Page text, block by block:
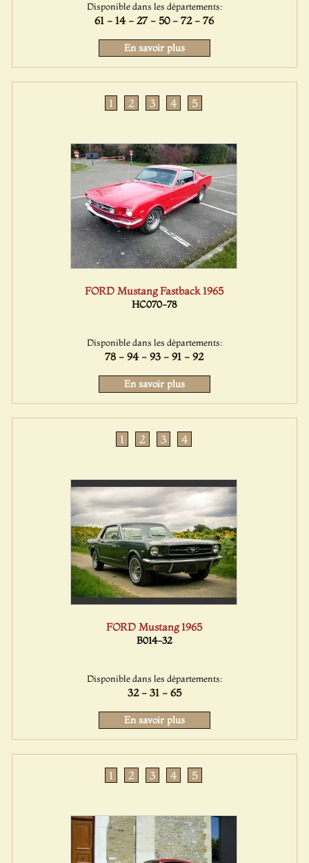
Disponible dans les départements:
61 - 14 - 27 - 50 - 72 - 76
En savoir plus
1 2 3 4 5
FORD Mustang Fastback 1965
HC070-78
Disponible dans les départements:
78 - 94 - 93 - 91 - 92
En savoir plus
1 2 3 4
FORD Mustang 1965
B014-32
Disponible dans les départements:
32 - 31 - 65
En savoir plus
1 2 3 4 5